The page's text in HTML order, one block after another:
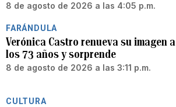
8 de agosto de 2026 a las 4:05 p.m.
FARÁNDULA
Verónica Castro renueva su imagen a
los 73 años y sorprende
8 de agosto de 2026 a las 3:11 p.m.
CULTURA